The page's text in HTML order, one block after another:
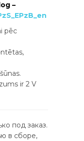
–
pēc
ir 2 V
под заказ.
в сборе,